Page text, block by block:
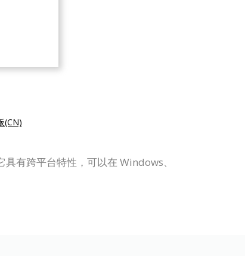
(CN)
有跨平台特性，可以在 Windows、